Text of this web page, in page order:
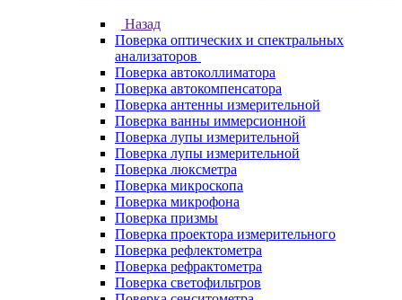
Назад
Поверка оптических и спектральных
анализаторов
Поверка автоколлиматора
Поверка автокомпенсатора
Поверка антенны измерительной
Поверка ванны иммерсионной
Поверка лупы измерительной
Поверка лупы измерительной
Поверка люксметра
Поверка микроскопа
Поверка микрофона
Поверка призмы
Поверка проектора измерительного
Поверка рефлектометра
Поверка рефрактометра
Поверка светофильтров